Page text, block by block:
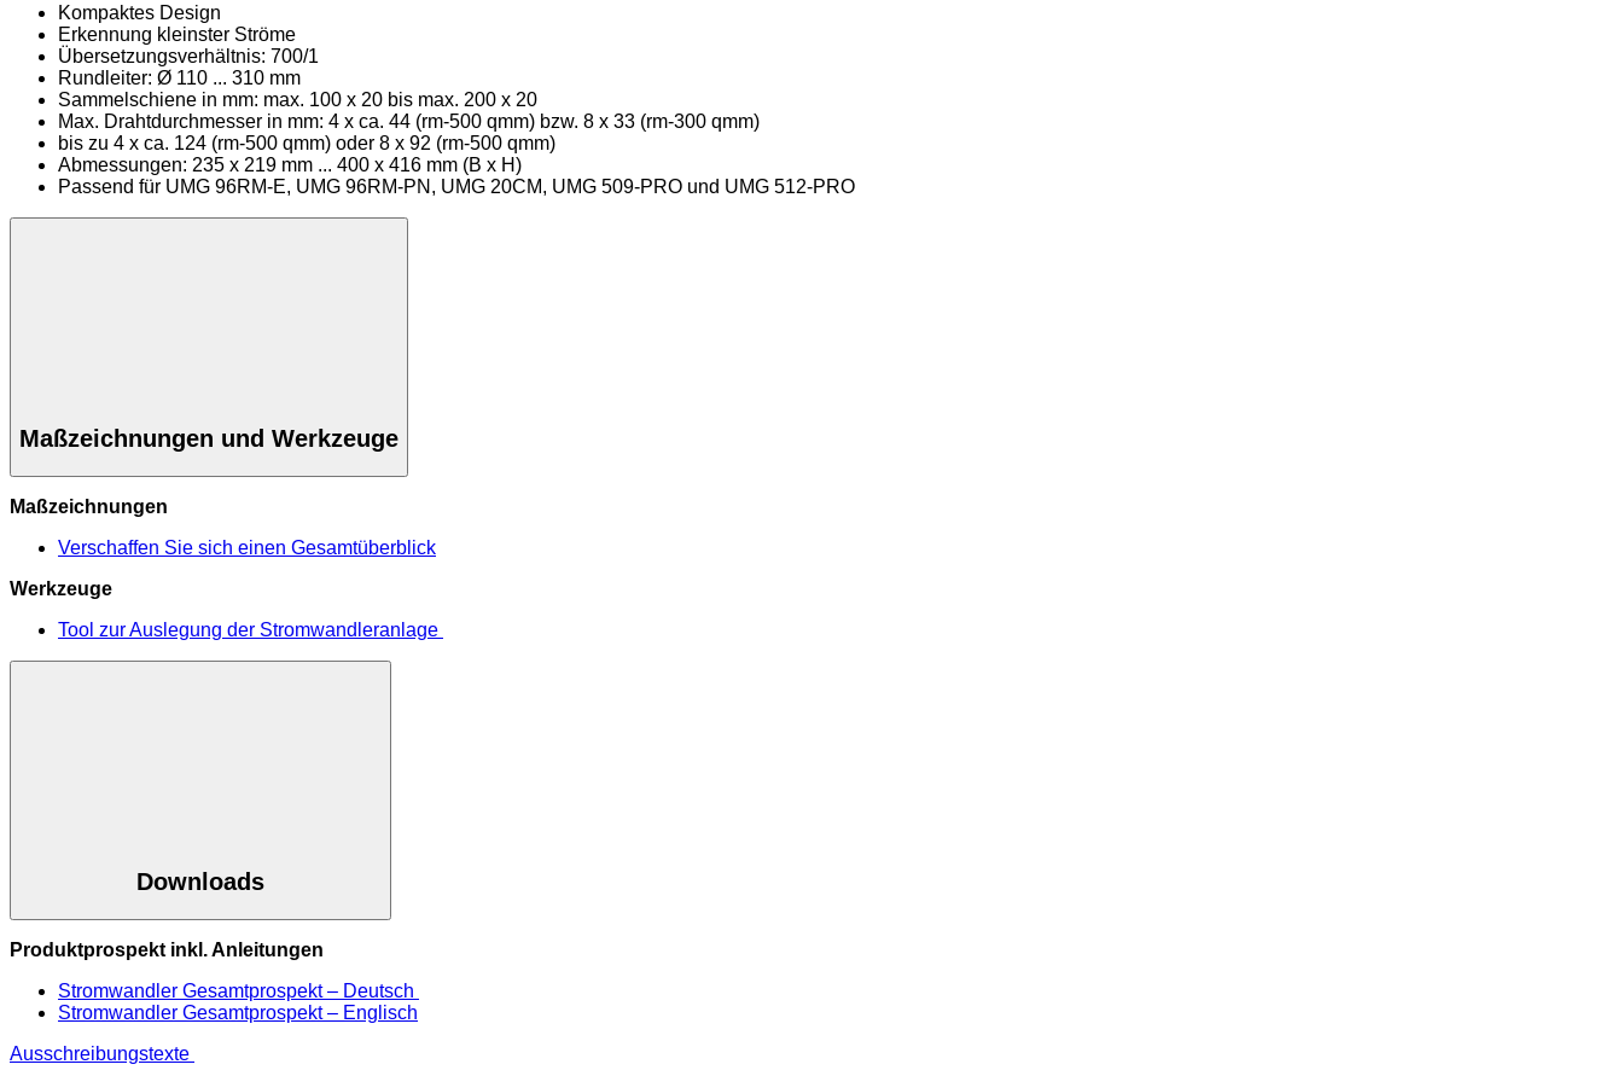
Kompaktes Design
Erkennung kleinster Ströme
Übersetzungsverhältnis: 700/1
Rundleiter: Ø 110 ... 310 mm
Sammelschiene in mm: max. 100 x 20 bis max. 200 x 20
Max. Drahtdurchmesser in mm: 4 x ca. 44 (rm-500 qmm) bzw. 8 x 33 (rm-300 qmm)
bis zu 4 x ca. 124 (rm-500 qmm) oder 8 x 92 (rm-500 qmm)
Abmessungen: 235 x 219 mm ... 400 x 416 mm (B x H)
Passend für UMG 96RM-E, UMG 96RM-PN, UMG 20CM, UMG 509-PRO und UMG 512-PRO
Maßzeichnungen und Werkzeuge
Maßzeichnungen
Verschaffen Sie sich einen Gesamtüberblick
Werkzeuge
Tool zur Auslegung der Stromwandleranlage
Downloads
Produktprospekt inkl. Anleitungen
Stromwandler Gesamtprospekt – Deutsch
Stromwandler Gesamtprospekt – Englisch
Ausschreibungstexte